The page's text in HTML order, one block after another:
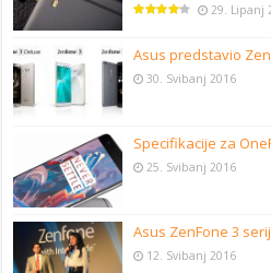
29. Lipanj
Asus predstavio
30. Svibanj 2016
Specifikacije za
25. Svibanj 2016
Asus ZenFone 3
12. Svibanj 2016